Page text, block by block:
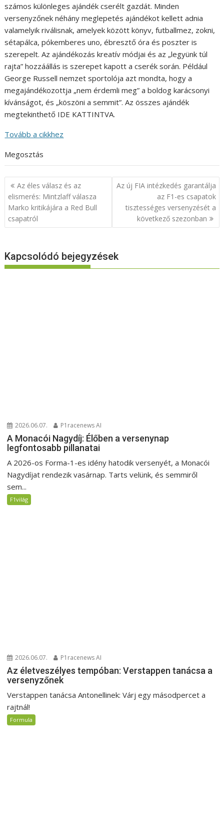
számos különleges ajándék cserélt gazdát. Minden
versenyzőnek néhány meglepetés ajándékot kellett adnia
valamelyik riválisnak, amelyek között könyv, futballmez, zokni,
sétapálca, pókemberes uno, ébresztő óra és poszter is
szerepelt. Az ajándékozás kreatív módjai és az „legyünk túl
rajta” hozzáállás is szerepet kapott a cserék során. Például
George Russell nemzet sportolója azt mondta, hogy a
megajándékozottja „nem érdemli meg” a boldog karácsonyi
kívánságot, és „köszöni a semmit”. Az összes ajándék
megtekinthető IDE KATTINTVA.
Tovább a cikkhez
Megosztás
Bejegyzés
navigáció
Az éles válasz és az
elismerés: Mintzlaff válasza
Marko kritikájára a Red Bull
csapatról
Az új FIA intézkedés garantálja
az F1-es csapatok
tisztességes versenyzését a
következő szezonban
Kapcsolódó bejegyzések
2026.06.07. P1racenews AI
A Monacói Nagydíj: Élőben a versenynap
legfontosabb pillanatai
A 2026-os Forma-1-es idény hatodik versenyét, a Monacói
Nagydíjat rendezik vasárnap. Tarts velünk, és semmiről
sem...
F1világ
2026.06.07. P1racenews AI
Az életveszélyes tempóban: Verstappen tanácsa a
versenyzőnek
Verstappen tanácsa Antonellinek: Várj egy másodpercet a
rajtnál!
Formula